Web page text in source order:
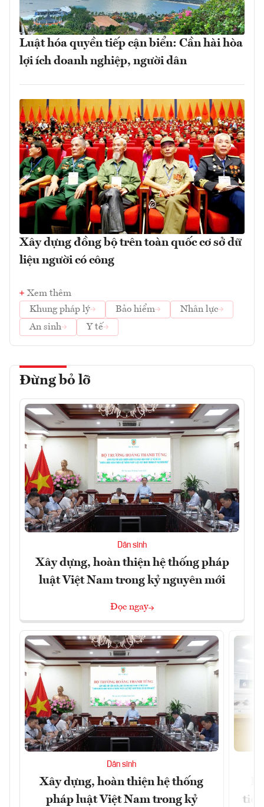
Luật hóa quyền tiếp cận biển: Cần hài hòa
lợi ích doanh nghiệp, người dân
Xây dựng đồng bộ trên toàn quốc cơ sở dữ
liệu người có công
Xem thêm
Khung pháp lý
Bảo hiểm
Nhân lực
An sinh
Y tế
Đừng bỏ lỡ
Dân sinh
Xây dựng, hoàn thiện hệ thống pháp
luật Việt Nam trong kỷ nguyên mới
Đọc ngay
Dân sinh
Xây dựng, hoàn thiện hệ thống
pháp luật Việt Nam trong kỷ